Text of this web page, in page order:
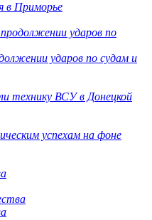
в Приморье
ударов по судам и
технику ВСУ в Донецкой
успехам на фоне